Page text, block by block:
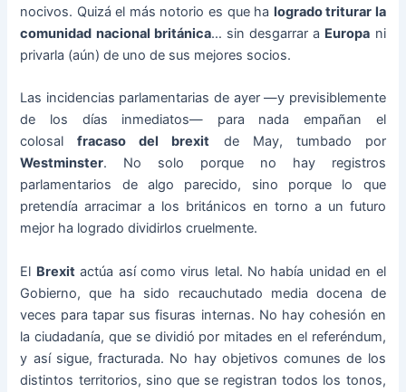
nocivos. Quizá el más notorio es que ha logrado triturar la
comunidad nacional británica… sin desgarrar a Europa ni
privarla (aún) de uno de sus mejores socios.
Las incidencias parlamentarias de ayer —y previsiblemente
de los días inmediatos— para nada empañan el
colosalfracaso del brexit de May, tumbado por
Westminster. No solo porque no hay registros
parlamentarios de algo parecido, sino porque lo que
pretendía arracimar a los británicos en torno a un futuro
mejor ha logrado dividirlos cruelmente.
El Brexitactúa así como virus letal. No había unidad en el
Gobierno, que ha sido recauchutado media docena de
veces para tapar sus fisuras internas. No hay cohesión en
la ciudadanía, que se dividió por mitades en el referéndum,
y así sigue, fracturada. No hay objetivos comunes de los
distintos territorios, sino que se registran todos los tonos,